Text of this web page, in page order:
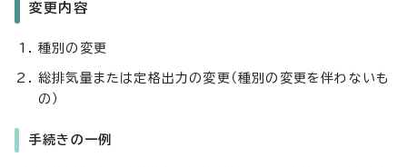
変更内容
種別の変更
総排気量または定格出力の変更（種別の変更を伴わないも
の）
手続きの一例